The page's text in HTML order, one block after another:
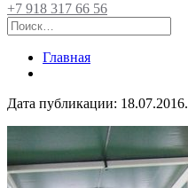
+7 918 317 66 56
Главная
Дата публикации: 18.07.2016.